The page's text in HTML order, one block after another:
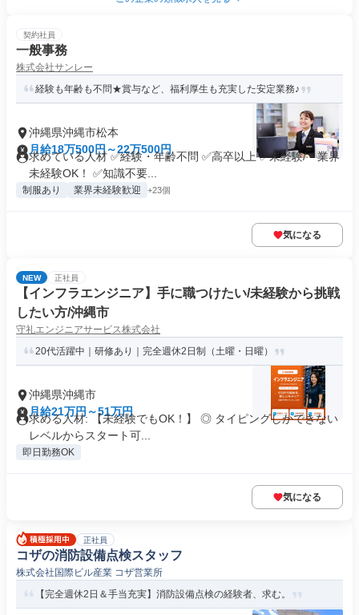
契約社員
一般事務
株式会社サンレー
経験も年齢も不問★賞与など、福利厚生も充実した安定業務♪
沖縄県沖縄市松本
月給18万500円～22万500円
求めている人材 ✅経験・年齢不問 ✅高卒以上 ✅未経験/・業界
未経験OK！ ✅知識不要...
制服あり 業界未経験歓迎 +23個
気になる
NEW 正社員
【インフラエンジニア】手に職つけたい/未経験から挑戦
したい方/沖縄市
守礼エンジニアサービス株式会社
20代活躍中｜研修あり｜完全週休2日制（土曜・日曜）
沖縄県沖縄市
月給21万円～51万円
求める人材: 【未経験でもOK！】 ◎ タイピングしかできない
レベルからスタート可...
即日勤務OK
気になる
正社員
コザの消防設備点検スタッフ
株式会社国際ビル産業 コザ営業所
【完全週休2日＆手当充実】消防設備点検の経験者、求む。